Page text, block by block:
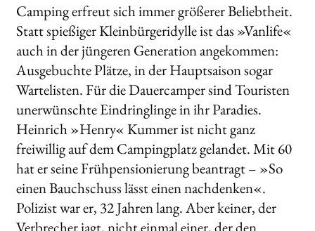
Camping erfreut sich immer größerer Beliebtheit.
Statt spießiger Kleinbürgeridylle ist das »Vanlife«
auch in der jüngeren Generation angekommen:
Ausgebuchte Plätze, in der Hauptsaison sogar
Wartelisten. Für die Dauercamper sind Touristen
unerwünschte Eindringlinge in ihr Paradies.
Heinrich »Henry« Kummer ist nicht ganz
freiwillig auf dem Campingplatz gelandet. Mit 60
hat er seine Frühpensionierung beantragt – »So
einen Bauchschuss lässt einen nachdenken«.
Polizist war er, 32 Jahren lang. Aber keiner, der
Verbrecher jagt, nicht einmal einer, der den